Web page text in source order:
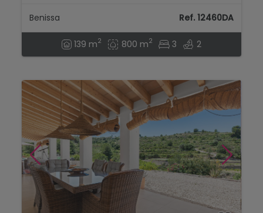
d’Ibiza...
Benissa Ref. 12460DA
139 m2 800 m2 3 2